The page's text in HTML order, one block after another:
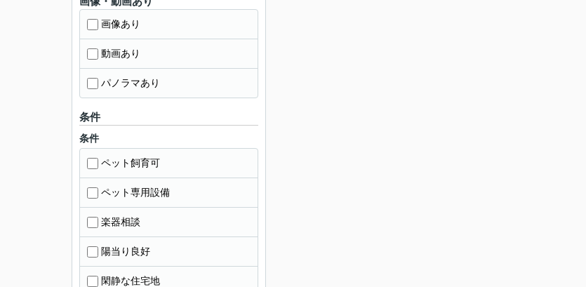
画像あり
動画あり
パノラマあり
条件
条件
ペット飼育可
ペット専用設備
楽器相談
陽当り良好
閑静な住宅地